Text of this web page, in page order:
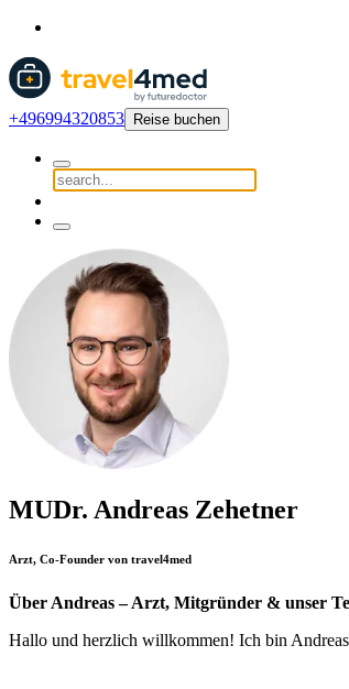
+496994320853 Reise buchen
MUDr. Andreas Zehetner
Arzt, Co-Founder von travel4med
Über Andreas – Arzt, Mitgründer & unser
Hallo und herzlich willkommen! Ich bin